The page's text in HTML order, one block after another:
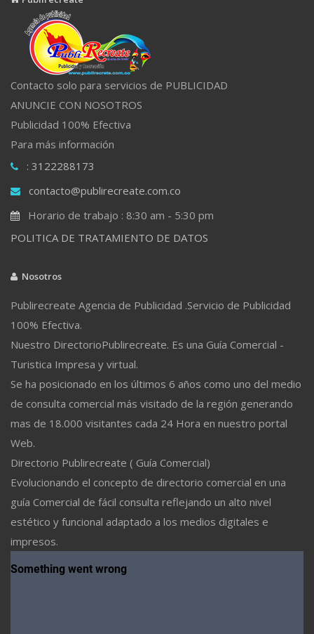
Contacto solo para servicios de PUBLICIDAD
ANUNCIE CON NOSOTROS
Publicidad 100% Efectiva
Para más información
: 3122288173
contacto@publirecreate.com.co
Horario de trabajo : 8:30 am - 5:30 pm
POLITICA DE TRATAMIENTO DE DATOS
Nosotros
Publirecreate Agencia de Publicidad .Servicio de Publicidad
100% Efectiva.
Nuestro DirectorioPublirecreate. Es una Guía Comercial -
Turistica Impresa y virtual.
Se ha posicionado en los últimos 6 años como uno del medio
de consulta comercial más visitado de la región generando
mas de 18.000 visitantes cada 24 Hora en nuestro portal
Web.
Directorio Publirecreate ( Guía Comercial)
Evolucionando el concepto de directorio comercial en una
guía Comercial de fácil consulta reflejando un alto nivel
estético y funcional adaptado a los medios digitales e
impresos.